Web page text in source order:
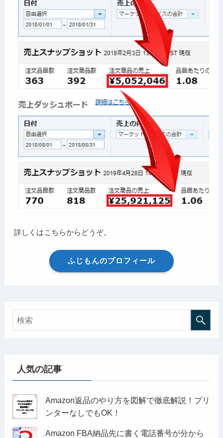
詳しくはこちらからどうぞ。
ふじもんのプロフィール
人気の記事
Amazon返品のやり方を図解で徹底解説！プリ
ンターなしでもOK！
Amazon FBA納品先に書く電話番号が分から